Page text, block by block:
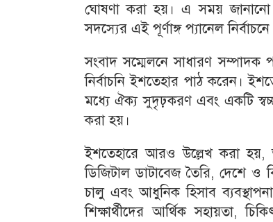
ঘোষণা করা হয়। এ সময় জানানো
সদস্যের এই পূর্ণাঙ্গ প্যানেল
সংবাদ সম্মেলনে সাধারণ সম্পাদক
নির্বাচনি ইশতেহার পাঠ করেন।
মধ্যে ঐক্য সুদৃঢ়করণ এবং একটি
করা হয়।
ইশতেহারে আরও উল্লেখ করা হয়,
ডিজিটাল ডাটাবেজ তৈরি, দেশে ও
চালু এবং আধুনিক হিসাব
শিক্ষার্থীদের আর্থিক সহায়তা,